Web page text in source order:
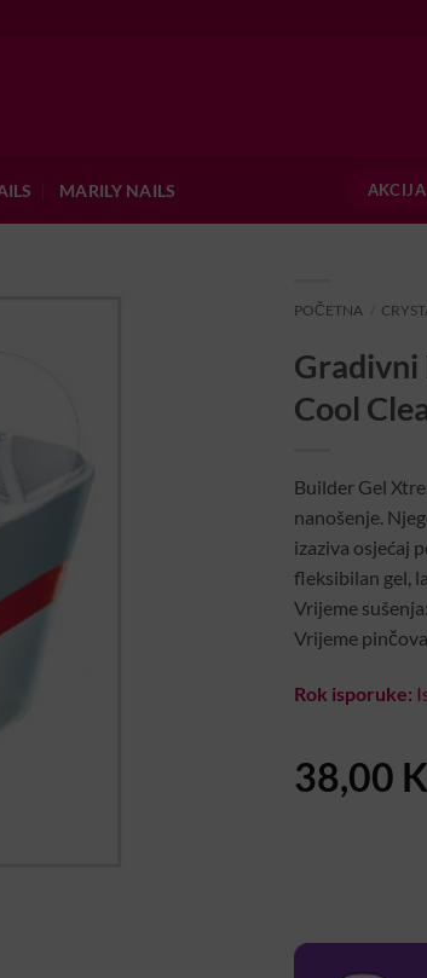
MARILY NAILS AKCIJA
POČETNA
Gradivni
Cool
Builder Gel
nanošenje.
izaziva osjećaj
fleksibilan gel,
Vrijeme
Vrijeme
Rok isporuke:
38,00